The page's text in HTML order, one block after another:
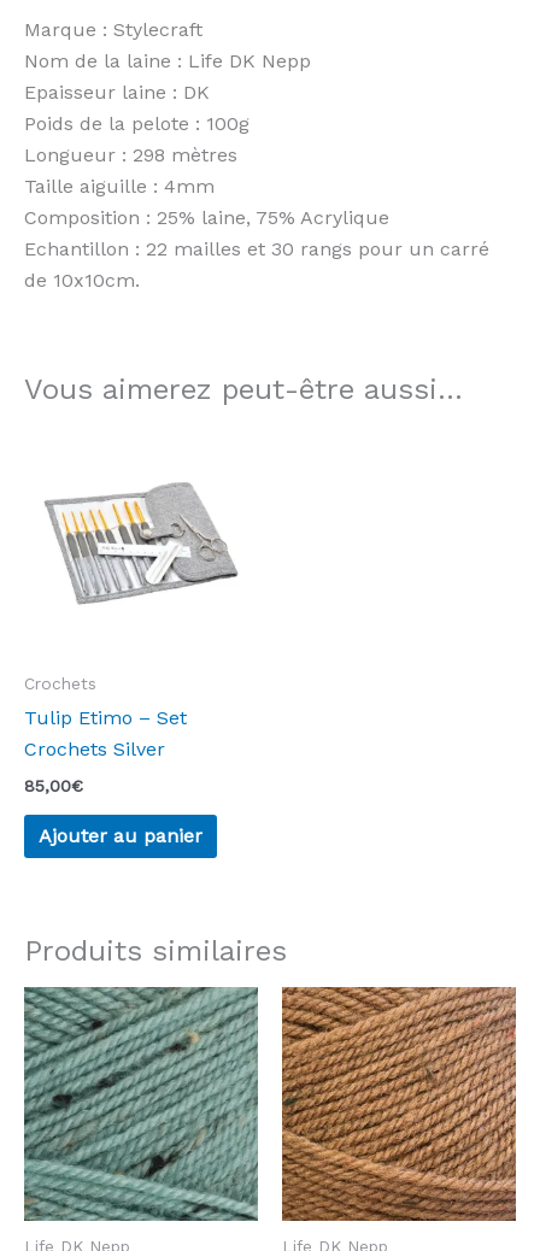
Marque : Stylecraft
Nom de la laine : Life DK Nepp
Epaisseur laine : DK
Poids de la pelote : 100g
Longueur : 298 mètres
Taille aiguille : 4mm
Composition : 25% laine, 75% Acrylique
Echantillon : 22 mailles et 30 rangs pour un carré
de 10x10cm.
Vous aimerez peut-être aussi…
Crochets
Tulip Etimo – Set
Crochets Silver
85,00€
Ajouter au panier
Produits similaires
Life DK Nepp Life DK Nepp